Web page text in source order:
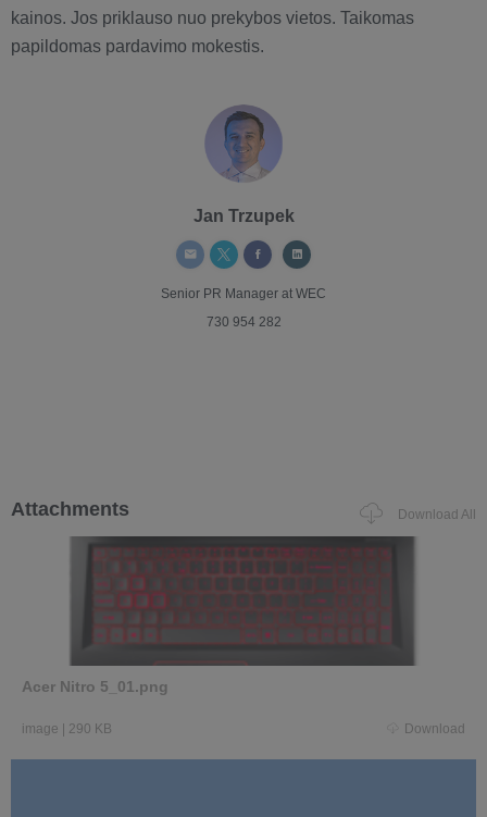
kainos. Jos priklauso nuo prekybos vietos. Taikomas
papildomas pardavimo mokestis.
Jan Trzupek
Senior PR Manager at WEC
730 954 282
Attachments Download All
Acer Nitro 5_01.png
image 290 KB Download